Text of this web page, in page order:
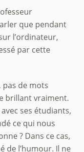
que pendant
l’ordinateur,
par cette
pas de mots
brillant vraiment.
ses étudiants,
ce qui nous
? Dans ce cas,
de l’humour. Il ne